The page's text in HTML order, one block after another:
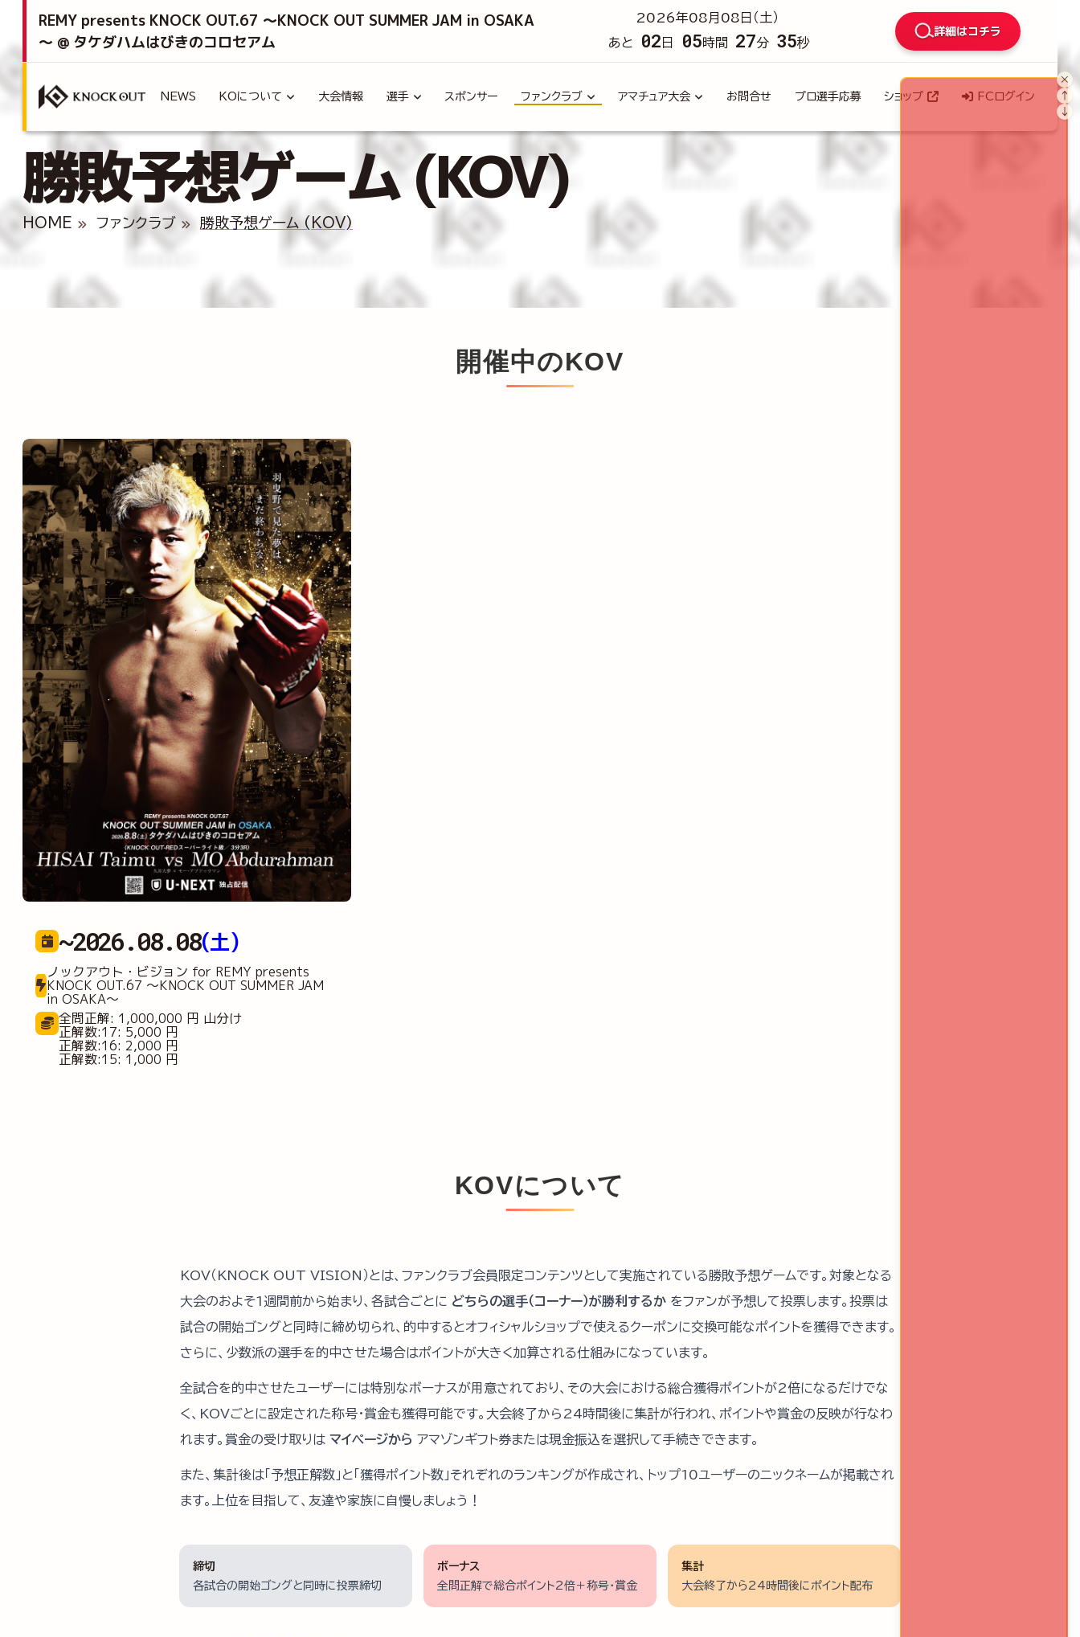
REMY presents KNOCK OUT.67 ～KNOCK OUT SUMMER JAM in OSAKA
～ @ タケダハムはびきのコロセアム
2026年08月08日（土）
あと
02 日 05時間 27分 33秒
詳細はコチラ
NEWS KOについて 大会情報 選手 スポンサー ファンクラブ アマチュア大会 お問合せ プロ選手応募 ショップ FCログイン
勝敗予想ゲーム (KOV)
HOME ファンクラブ 勝敗予想ゲーム (KOV)
開催中のKOV
~2026.08.08(土)
ノックアウト・ビジョン for REMY presents
KNOCK OUT.67 ～KNOCK OUT SUMMER JAM
in OSAKA～
全問正解: 1,000,000 円 山分け
正解数:17: 5,000 円
正解数:16: 2,000 円
正解数:15: 1,000 円
KOVについて
KOV（KNOCK OUT VISION）とは、ファンクラブ会員限定コンテンツとして実施されている勝敗予想ゲームです。対象となる
大会のおよそ1週間前から始まり、各試合ごとに どちらの選手（コーナー）が勝利するか をファンが予想して投票します。投票は
試合の開始ゴングと同時に締め切られ、的中するとオフィシャルショップで使えるクーポンに交換可能なポイントを獲得できます。
さらに、少数派の選手を的中させた場合はポイントが大きく加算される仕組みになっています。
全試合を的中させたユーザーには特別なボーナスが用意されており、その大会における総合獲得ポイントが2倍になるだけでな
く、KOVごとに設定された称号・賞金も獲得可能です。大会終了から24時間後に集計が行われ、ポイントや賞金の反映が行なわ
れます。賞金の受け取りは マイページから アマゾンギフト券または現金振込を選択して手続きできます。
また、集計後は「予想正解数」と「獲得ポイント数」それぞれのランキングが作成され、トップ10ユーザーのニックネームが掲載され
ます。上位を目指して、友達や家族に自慢しましょう！
締切
各試合の開始ゴングと同時に投票締切
ボーナス
全問正解で総合ポイント2倍＋称号・賞金
集計
大会終了から24時間後にポイント配布
×
↑
↓